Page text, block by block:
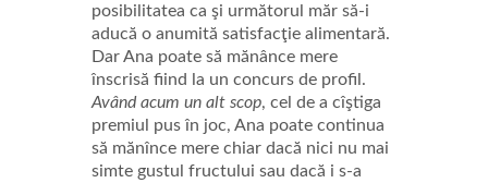
posibilitatea ca şi următorul măr să-i
aducă o anumită satisfacţie alimentară.
Dar Ana poate să mănânce mere
înscrisă fiind la un concurs de profil.
Având acum un alt scop, cel de a cîştiga
premiul pus în joc, Ana poate continua
să mănînce mere chiar dacă nici nu mai
simte gustul fructului sau dacă i s-a